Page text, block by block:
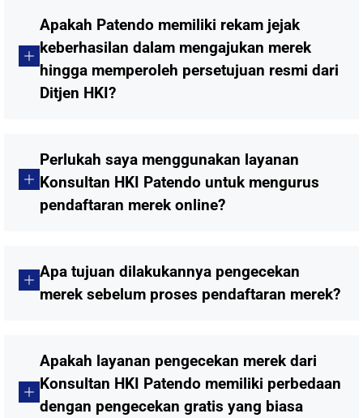
Apakah Patendo memiliki rekam jejak
keberhasilan dalam mengajukan merek
hingga memperoleh persetujuan resmi dari
Ditjen HKI?
Perlukah saya menggunakan layanan
Konsultan HKI Patendo untuk mengurus
pendaftaran merek online?
Apa tujuan dilakukannya pengecekan
merek sebelum proses pendaftaran merek?
Apakah layanan pengecekan merek dari
Konsultan HKI Patendo memiliki perbedaan
dengan pengecekan gratis yang biasa